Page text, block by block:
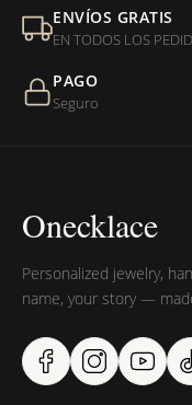
Mi orden fue devuelta
entregada?
¿Sus productos son
ENVÍOS GRATIS
EN TODOS LOS
PAGO
Seguro
Onecklace
Personalized jewelry,
name, your story —